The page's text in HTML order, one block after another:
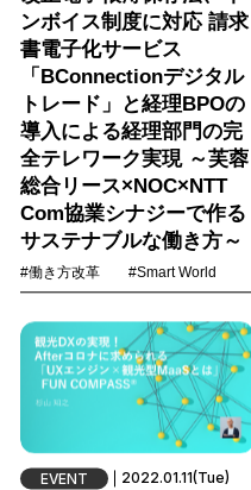
ンボイス制度に対応 請求
書電子化サービス
「BConnectionデジタル
トレード」と経理BPOの
導入による経理部門の完
全テレワーク実現 ～芙蓉
総合リース×NOC×NTT
Com協業シナジーで作る
サステナブルな働き方～
#働き方改革 #Smart World
EVENT 2022.01.11(Tue)